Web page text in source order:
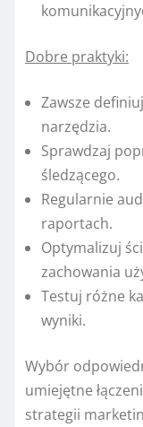
Dobre praktyki:
Zawsze
narzędzia.
Sprawdzaj
śledzącego.
Regularnie
raportach.
Optymalizuj
zachowania
Testuj różne
wyniki.
Wybór
umiejętne
strategii